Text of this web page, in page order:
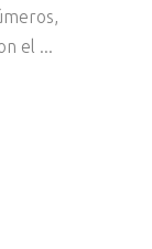
el